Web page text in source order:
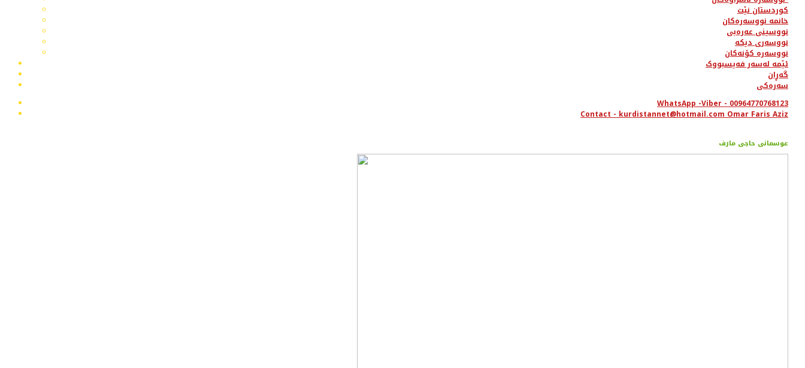
کوردستان نێت
خانمە نووسەرەکان
نووسینی عەرەبی
نووسەری دیکە
نووسەرە کۆنەکان
ئێمە لەسەر فەیسبووک
گەڕان
سەرەکی
WhatsApp -Viber - 00964770768123
Contact - kurdistannet@hotmail.com Omar Faris Aziz
عوسمانی حاجی مارف